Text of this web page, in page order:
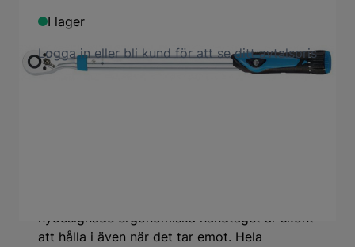
I lager
Logga inellerbli kundför att se ditt avtalspris
nydesignade ergonomiska handtaget är skönt
att hålla i även när det tar emot. Hela